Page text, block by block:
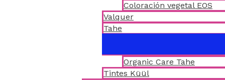
Coloración vegetal EOS
Valquer
Tahe
Organic Care Tahe
Tintes Küül